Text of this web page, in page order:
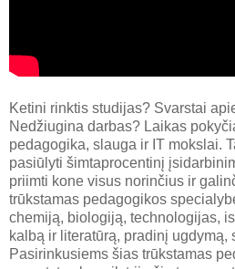
Ketini rinktis studijas? Svarstai
Nedžiugina darbas? Laikas
pedagogika, slauga ir IT mokslai.
pasiūlyti šimtaprocentinį
priimti kone visus norinčius ir
trūkstamas pedagogikos
chemiją, biologiją, technologijas,
kalbą ir literatūrą, pradinį
Pasirinkusiems šias trūkstamas